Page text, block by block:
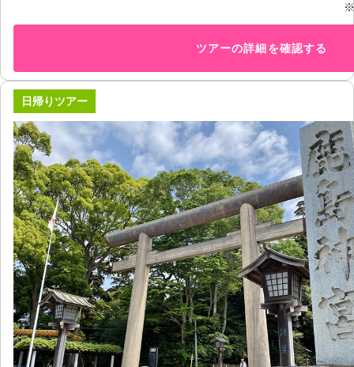
※
ツアーの詳細を確認する
日帰りツアー